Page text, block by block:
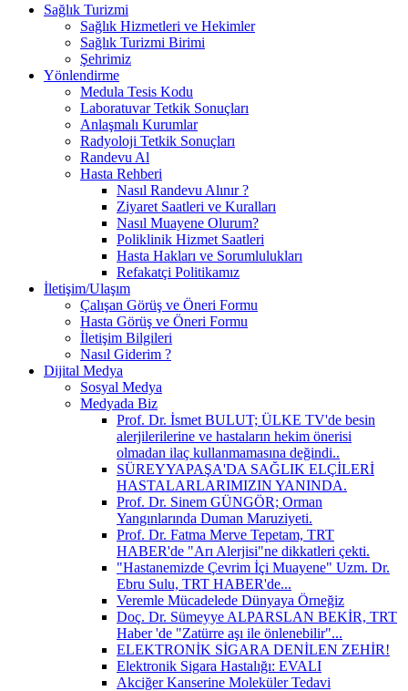
Sağlık Turizmi
Sağlık Hizmetleri ve Hekimler
Sağlık Turizmi Birimi
Şehrimiz
Yönlendirme
Medula Tesis Kodu
Laboratuvar Tetkik Sonuçları
Anlaşmalı Kurumlar
Radyoloji Tetkik Sonuçları
Randevu Al
Hasta Rehberi
Nasıl Randevu Alınır ?
Ziyaret Saatleri ve Kuralları
Nasıl Muayene Olurum?
Poliklinik Hizmet Saatleri
Hasta Hakları ve Sorumlulukları
Refakatçi Politikamız
İletişim/Ulaşım
Çalışan Görüş ve Öneri Formu
Hasta Görüş ve Öneri Formu
İletişim Bilgileri
Nasıl Giderim ?
Dijital Medya
Sosyal Medya
Medyada Biz
Prof. Dr. İsmet BULUT; ÜLKE TV'de besin
alerjilerilerine ve hastaların hekim önerisi
olmadan ilaç kullanmamasına değindi..
SÜREYYAPAŞA'DA SAĞLIK ELÇİLERİ
HASTALARLARIMIZIN YANINDA.
Prof. Dr. Sinem GÜNGÖR; Orman
Yangınlarında Duman Maruziyeti.
Prof. Dr. Fatma Merve Tepetam, TRT
HABER'de "Arı Alerjisi"ne dikkatleri çekti.
"Hastanemizde Çevrim İçi Muayene" Uzm. Dr.
Ebru Sulu, TRT HABER'de...
Veremle Mücadelede Dünyaya Örneğiz
Doç. Dr. Sümeyye ALPARSLAN BEKİR, TRT
Haber 'de "Zatürre aşı ile önlenebilir"...
ELEKTRONİK SİGARA DENİLEN ZEHİR!
Elektronik Sigara Hastalığı: EVALI
Akciğer Kanserine Moleküler Tedavi